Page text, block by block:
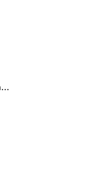
Funny Notification Ringtones